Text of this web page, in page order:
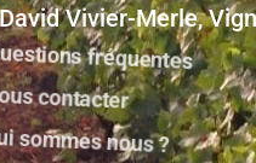
David Vivier-Merle,
Questions fréquentes
Nous contacter
Qui sommes nous ?